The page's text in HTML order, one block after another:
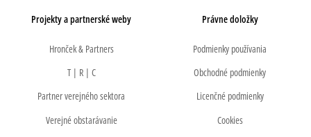
Projekty a partnerské weby
Hronček & Partners
T | R | C
Partner verejného sektora
Verejné obstarávanie
Právne doložky
Podmienky používania
Obchodné podmienky
Licenčné podmienky
Cookies